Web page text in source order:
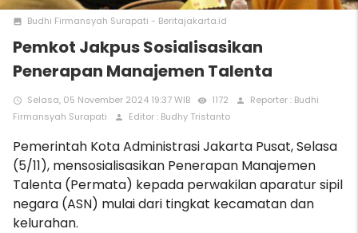
photo Budhi Firmansyah Surapati - Beritajakarta.id
Pemkot Jakpus Sosialisasikan
Penerapan Manajemen Talenta
access_time Selasa, 05 November 2024 19:37 WIB remove_red_eye 1172 person
Reporter : Budhi
Firmansyah Surapati
person Editor : Budhy Tristanto
Pemerintah Kota Administrasi Jakarta Pusat, Selasa
(5/11), mensosialisasikan Penerapan Manajemen
Talenta (Permata) kepada perwakilan aparatur sipil
negara (ASN) mulai dari tingkat kecamatan dan
kelurahan.